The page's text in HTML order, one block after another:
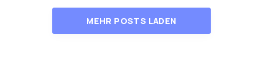
MEHR POSTS LADEN